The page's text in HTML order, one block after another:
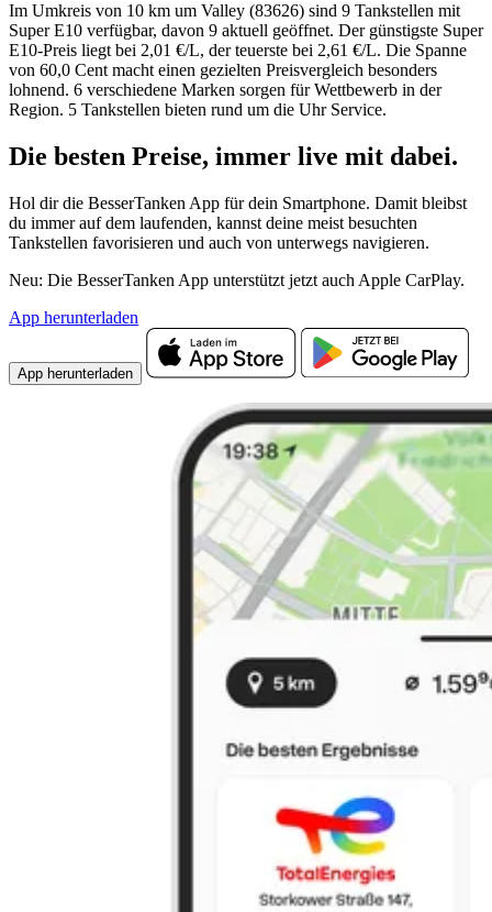
Im Umkreis von 10 km um Valley (83626) sind 9 Tankstellen mit
Super E10 verfügbar, davon 9 aktuell geöffnet. Der günstigste Super
E10-Preis liegt bei 2,01 €/L, der teuerste bei 2,61 €/L. Die Spanne
von 60,0 Cent macht einen gezielten Preisvergleich besonders
lohnend. 6 verschiedene Marken sorgen für Wettbewerb in der
Region. 5 Tankstellen bieten rund um die Uhr Service.
Die besten Preise, immer live mit dabei.
Hol dir die BesserTanken App für dein Smartphone. Damit bleibst
du immer auf dem laufenden, kannst deine meist besuchten
Tankstellen favorisieren und auch von unterwegs navigieren.
Neu: Die BesserTanken App unterstützt jetzt auch Apple CarPlay.
App herunterladen
App herunterladen